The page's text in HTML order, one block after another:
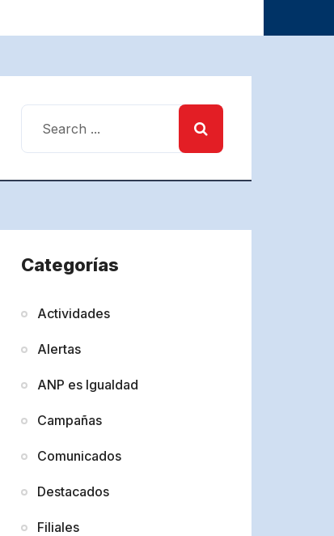
Categorías
Actividades
Alertas
ANP es Igualdad
Campañas
Comunicados
Destacados
Filiales